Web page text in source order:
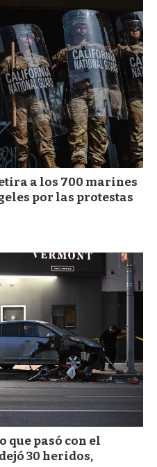
a los 700 marines
por las protestas
que pasó con el
30 heridos,